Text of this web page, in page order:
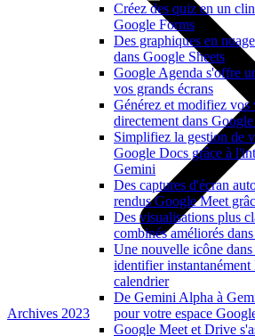
Créez des quiz en un
Google Forms
Des graphiques en
dans Google Sheets
Google Agenda s'offre
vos grands écrans
Générez et modifiez vos
directement dans
Simplifiez la gestion de
Google Docs grâce à
Gemini
Des captures d'écran
rendus Google Meet
Des visualisations plus
combinés améliorés
Une nouvelle icône
identifier instantanément
calendrier
De Gemini Alpha à
pour votre espace
Google Meet et Drive
Archives 2023